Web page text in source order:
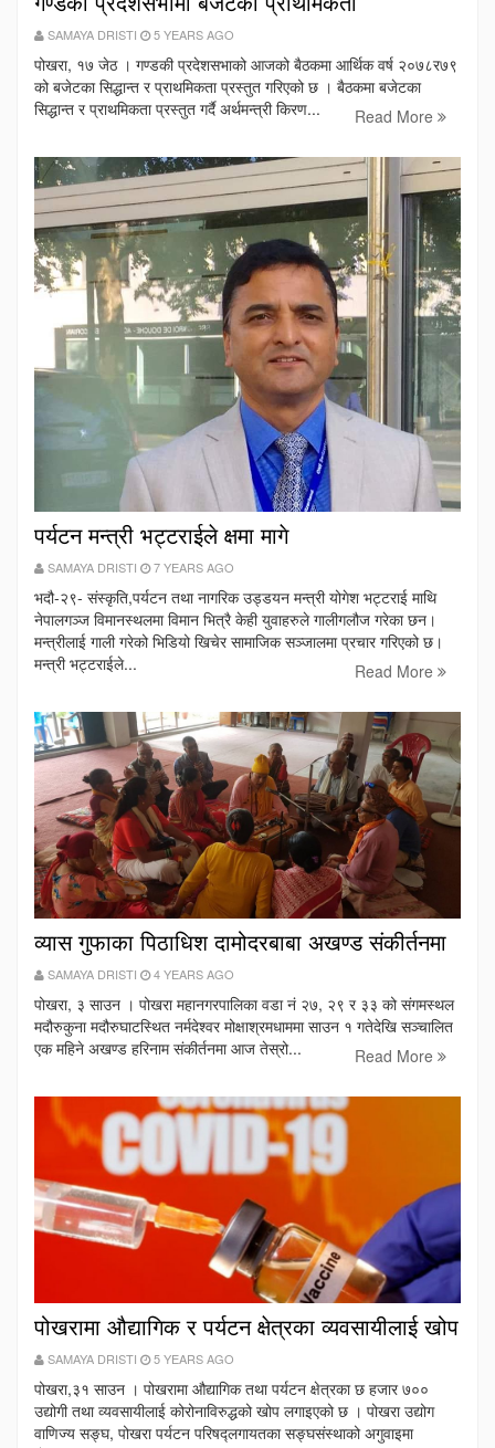
SAMAYA DRISTI 5 YEARS AGO
पोखरा, १७ जेठ । गण्डकी प्रदेशसभाको आजको बैठकमा आर्थिक वर्ष २०७८र७९
को बजेटका सिद्धान्त र प्राथमिकता प्रस्तुत गरिएको छ । बैठकमा बजेटका
सिद्धान्त र प्राथमिकता प्रस्तुत गर्दै अर्थमन्त्री किरण...
Read More
पर्यटन मन्त्री भट्टराईले क्षमा मागे
SAMAYA DRISTI 7 YEARS AGO
भदौ-२९- संस्कृति,पर्यटन तथा नागरिक उड्डयन मन्त्री योगेश भट्टराई माथि
नेपालगञ्ज विमानस्थलमा विमान भित्रै केही युवाहरुले गालीगलौज गरेका छन।
मन्त्रीलाई गाली गरेको भिडियो खिचेर सामाजिक सञ्जालमा प्रचार गरिएको छ।
मन्त्री भट्टराईले...
Read More
व्यास गुफाका पिठाधिश दामोदरबाबा अखण्ड संकीर्तनमा
SAMAYA DRISTI 4 YEARS AGO
पोखरा, ३ साउन । पोखरा महानगरपालिका वडा नं २७, २९ र ३३ को संगमस्थल
मदौरुकुना मदौरुघाटस्थित नर्मदेश्वर मोक्षाश्रमधाममा साउन १ गतेदेखि सञ्चालित
एक महिने अखण्ड हरिनाम संकीर्तनमा आज तेस्रो...
Read More
पोखरामा औद्यागिक र पर्यटन क्षेत्रका व्यवसायीलाई खोप
SAMAYA DRISTI 5 YEARS AGO
पोखरा,३१ साउन । पोखरामा औद्यागिक तथा पर्यटन क्षेत्रका छ हजार ७००
उद्योगी तथा व्यवसायीलाई कोरोनाविरुद्धको खोप लगाइएको छ । पोखरा उद्योग
वाणिज्य सङ्घ, पोखरा पर्यटन परिषद्लगायतका सङ्घसंस्थाको अगुवाइमा